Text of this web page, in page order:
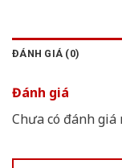
ĐÁNH GIÁ (0)
Đánh giá
Chưa có đánh giá